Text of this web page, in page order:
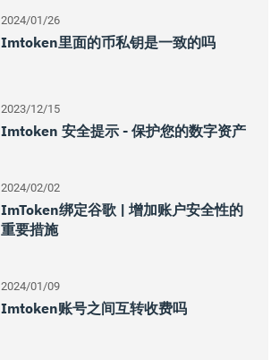
2024/01/26
Imtoken里面的币私钥是一致的吗
2023/12/15
Imtoken 安全提示 - 保护您的数字资产
2024/02/02
ImToken绑定谷歌 | 增加账户安全性的
重要措施
2024/01/09
Imtoken账号之间互转收费吗